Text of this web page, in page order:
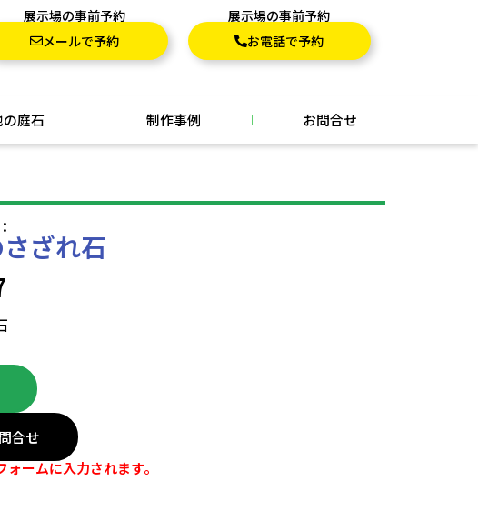
展示場の事前予約
メールで予約
展示場の事前予約
お電話で予約
庭石 制作事例 お問合せ
ざれ石
合せ
ームに入力されます。